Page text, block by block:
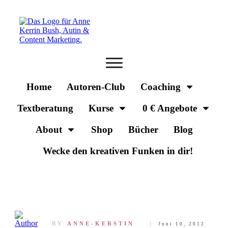
Home Autoren-Club
Coaching
Textberatung
Kurse
0 € Angebote
About
Shop Bücher
Blog
Wecke den kreativen Funken in dir!
BY ANNE-KERSTIN Juni 10, 2012